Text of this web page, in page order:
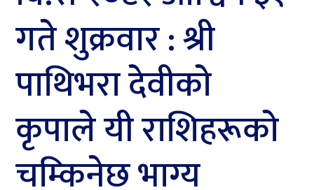
गते शुक्रवार : श्री
पाथिभरा देवीकाे
कृपाले यी राशिहरूकाे
चम्किनेछ भाग्य